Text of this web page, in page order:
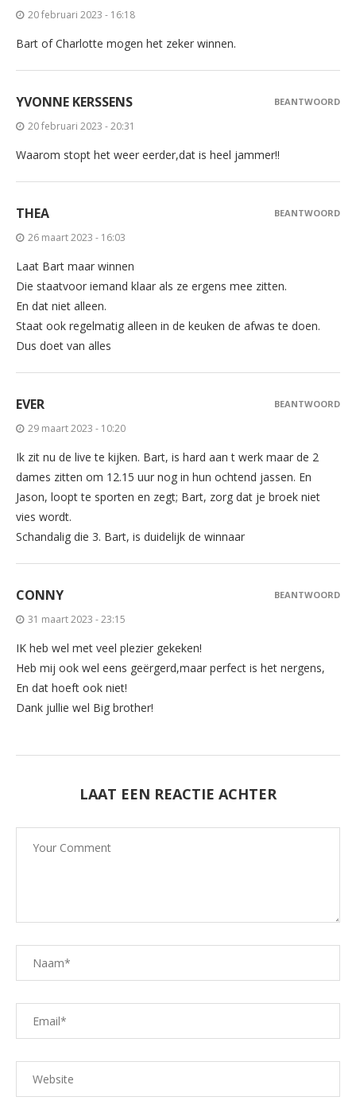
20 februari 2023 - 16:18
Bart of Charlotte mogen het zeker winnen.
YVONNE KERSSENS
20 februari 2023 - 20:31
Waarom stopt het weer eerder,dat is heel jammer!!
BEANTWOORD
THEA
26 maart 2023 - 16:03
Laat Bart maar winnen
Die staatvoor iemand klaar als ze ergens mee zitten.
En dat niet alleen.
Staat ook regelmatig alleen in de keuken de afwas te doen.
Dus doet van alles
BEANTWOORD
EVER
29 maart 2023 - 10:20
Ik zit nu de live te kijken. Bart, is hard aan t werk maar de 2
dames zitten om 12.15 uur nog in hun ochtend jassen. En
Jason, loopt te sporten en zegt; Bart, zorg dat je broek niet
vies wordt.
Schandalig die 3. Bart, is duidelijk de winnaar
BEANTWOORD
CONNY
31 maart 2023 - 23:15
IK heb wel met veel plezier gekeken!
Heb mij ook wel eens geërgerd,maar perfect is het nergens,
En dat hoeft ook niet!
Dank jullie wel Big brother!
BEANTWOORD
LAAT EEN REACTIE ACHTER